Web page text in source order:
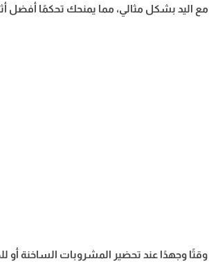
اليد بشكل مثالي، مما يمنحك تحكمًا أفضل
وقتًا وجهدًا عند تحضير المشروبات الساخنة